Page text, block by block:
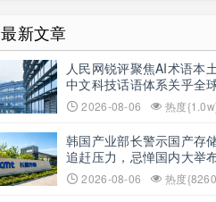
最新文章
人民网锐评聚焦AI术语本
中文科技话语体系关乎全
权争夺
2026-08-06 热度
韩国产业部长警示国产存
追赶压力，忌惮国内大举
体，呼吁加码本土资本投
流失
2026-08-06 热度